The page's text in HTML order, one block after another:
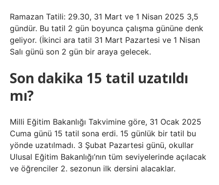
Ramazan Tatili: 29.30, 31 Mart ve 1 Nisan 2025 3,5
gündür. Bu tatil 2 gün boyunca çalışma gününe denk
geliyor. (İkinci ara tatil 31 Mart Pazartesi ve 1 Nisan
Salı günü son 2 gün bir araya gelecek.
Son dakika 15 tatil uzatıldı
mı?
Milli Eğitim Bakanlığı Takvimine göre, 31 Ocak 2025
Cuma günü 15 tatil sona erdi. 15 günlük bir tatil bu
yönde uzatılmadı. 3 Şubat Pazartesi günü, okullar
Ulusal Eğitim Bakanlığı’nın tüm seviyelerinde açılacak
ve öğrenciler 2. sezonun ilk dersini alacaklar.